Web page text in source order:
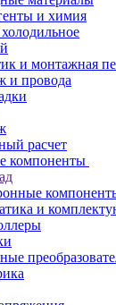
и химия
и монтажная
и провода
расчет
компоненты
и